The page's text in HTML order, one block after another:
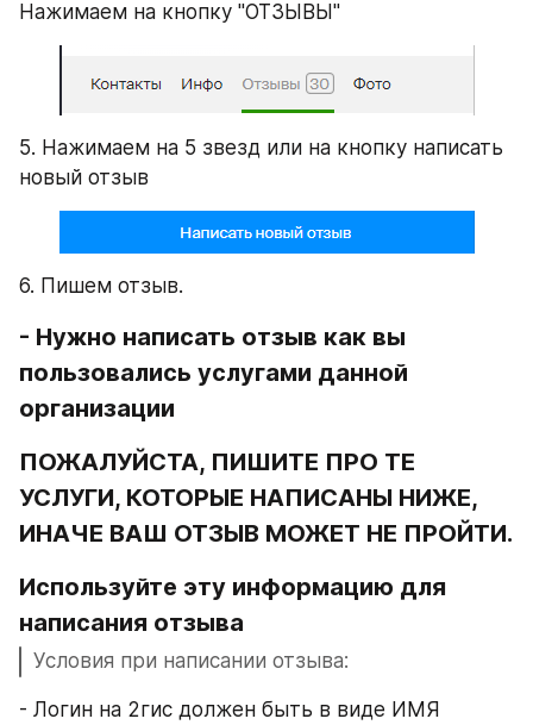
Нажимаем на кнопку "ОТЗЫВЫ"
5. Нажимаем на 5 звезд или на кнопку написать
новый отзыв
6. Пишем отзыв.
- Нужно написать отзыв как вы
пользовались услугами данной
организации
ПОЖАЛУЙСТА, ПИШИТЕ ПРО ТЕ
УСЛУГИ, КОТОРЫЕ НАПИСАНЫ НИЖЕ,
ИНАЧЕ ВАШ ОТЗЫВ МОЖЕТ НЕ ПРОЙТИ.
Используйте эту информацию для
написания отзыва
Условия при написании отзыва:
- Логин на 2гис должен быть в виде ИМЯ